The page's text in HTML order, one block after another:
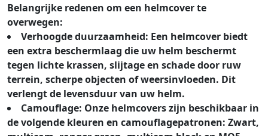
Belangrijke redenen om een helmcover te
overwegen:
Verhoogde duurzaamheid: Een helmcover biedt
een extra beschermlaag die uw helm beschermt
tegen lichte krassen, slijtage en schade door ruw
terrein, scherpe objecten of weersinvloeden. Dit
verlengt de levensduur van uw helm.
Camouflage: Onze helmcovers zijn beschikbaar in
de volgende kleuren en camouflagepatronen: Zwart,